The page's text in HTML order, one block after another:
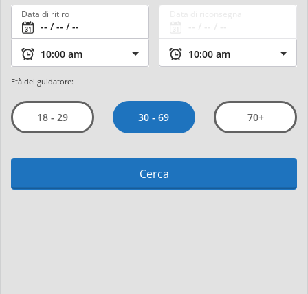
Data di ritiro
Età del guidatore:
18 - 29 30 - 69 70+
Cerca